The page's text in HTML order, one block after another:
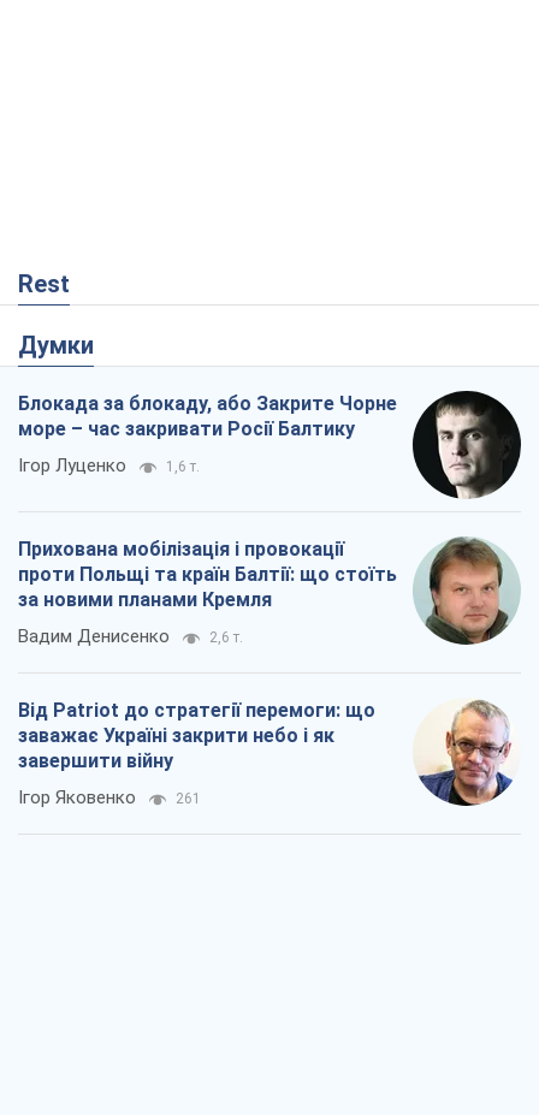
Rest
Думки
Блокада за блокаду, або Закрите Чорне
море – час закривати Росії Балтику
Ігор Луценко 1,6 т.
Прихована мобілізація і провокації
проти Польщі та країн Балтії: що стоїть
за новими планами Кремля
Вадим Денисенко 2,6 т.
Від Patriot до стратегії перемоги: що
заважає Україні закрити небо і як
завершити війну
Ігор Яковенко 261